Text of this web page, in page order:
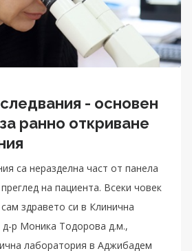
- основен
ранно откриване
са неразделна част от панела
на пациента. Всеки човек
здравето си в Клинична
д-р Моника Тодорова д.м.,
лаборатория в Аджибадем